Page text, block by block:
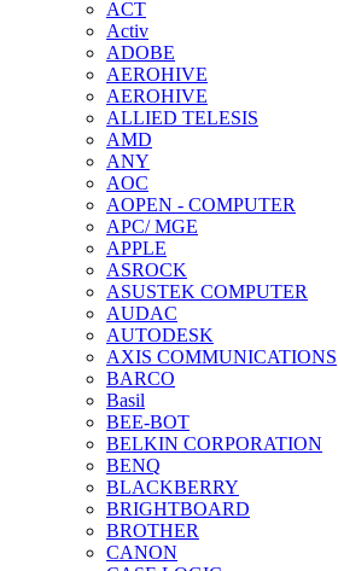
ACT
Activ
ADOBE
AEROHIVE
AEROHIVE
ALLIED TELESIS
AMD
ANY
AOC
AOPEN - COMPUTER
APC/ MGE
APPLE
ASROCK
ASUSTEK COMPUTER
AUDAC
AUTODESK
AXIS COMMUNICATIONS
BARCO
Basil
BEE-BOT
BELKIN CORPORATION
BENQ
BLACKBERRY
BRIGHTBOARD
BROTHER
CANON